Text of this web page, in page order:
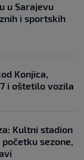
u Sarajevu
i sportskih
Konjica,
i oštetilo vozila
Kultni stadion
sezone,